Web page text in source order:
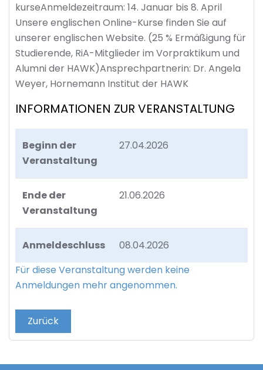
kurseAnmeldezeitraum: 14. Januar bis 8. April
Unsere englischen Online-Kurse finden Sie auf
unserer englischen Website. (25 % Ermäßigung für
Studierende, RiA-Mitglieder im Vorpraktikum und
Alumni der HAWK)Ansprechpartnerin: Dr. Angela
Weyer, Hornemann Institut der HAWK
INFORMATIONEN ZUR VERANSTALTUNG
Beginn der
Veranstaltung
27.04.2026
Ende der
Veranstaltung
21.06.2026
Anmeldeschluss
08.04.2026
Für diese Veranstaltung werden keine
Anmeldungen mehr angenommen.
Zurück